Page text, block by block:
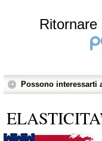
Ritornare
Possono interessarti